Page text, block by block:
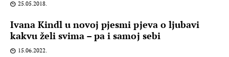
25.05.2018.
Ivana Kindl u novoj pjesmi pjeva o ljubavi
kakvu želi svima – pa i samoj sebi
15.06.2022.